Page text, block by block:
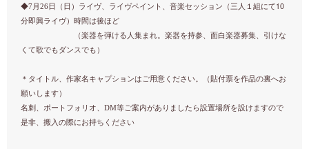
◆7月26日（日）ライヴ、ライヴペイント、音楽セッション（ 三人１組にて10
分即興ライヴ） 時間は後ほど
（楽器を弾ける人集まれ。楽器を持参、面白楽器募集、引けな
くて歌でもダンスでも）
＊タイトル、作家名キャプションはご用意ください。（貼付票を作品の裏へお
願いします）
名刺、ポートフォリオ、DM等ご案内がありましたら設置場所を設けますので
是非、搬入の際にお持ちください